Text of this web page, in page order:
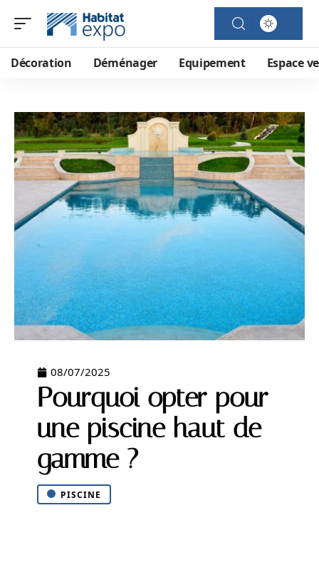
Décoration Déménager Equipement Espace
08/07/2025
Pourquoi opter pour
une piscine haut de
gamme ?
PISCINE